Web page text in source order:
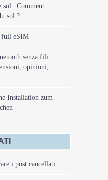
sol | Comment
sol ?
full eSIM
senza fili
opinioni,
Installation zum
i post cancellati